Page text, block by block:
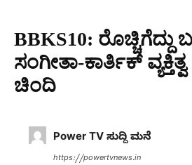
BBKS10: ರೊಚ್ಚಿಗೆದ್ದು
ಸಂಗೀತಾ-ಕಾರ್ತಿಕ್
ಚಿಂದಿ
Power TV ಸುದ್ದಿ ಮನೆ
https://powertvnews.in